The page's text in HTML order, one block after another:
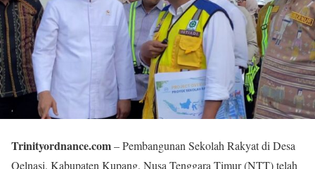
Trinityordnance.com– Pembangunan Sekolah Rakyat di Desa
Oelnasi, Kabupaten Kupang, Nusa Tenggara Timur (NTT) telah